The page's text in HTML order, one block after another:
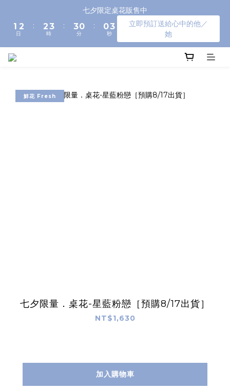
七夕限定桌花販售中
1
0
2
1
0
日
:
2
1
0
3
2
1
時
:
3
2
1
0
分
:
1
0
4
3
2
1
秒
立即預訂送給心中的他／
她
鮮花 Fresh
七夕限量．桌花-星藍粉戀［預購8/17出貨］
NT$1,630
加入購物車